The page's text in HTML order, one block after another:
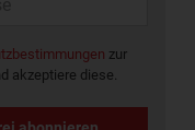
zur
akzeptiere diese.